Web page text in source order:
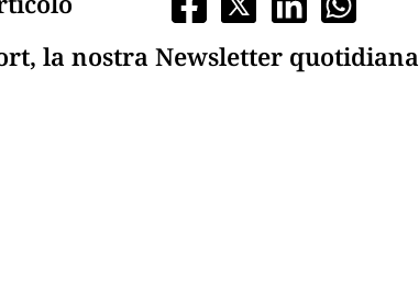
la nostra Newsletter quotidiana